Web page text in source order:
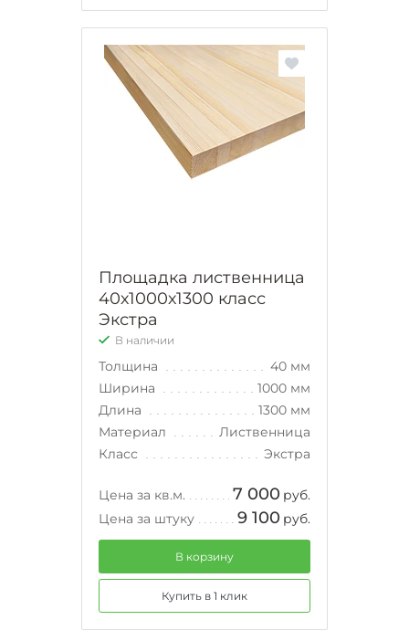
Площадка лиственница
40х1000х1300 класс
Экстра
В наличии
Толщина
40 мм
Ширина
1000 мм
Длина
1300 мм
Материал
Лиственница
Класс
Экстра
Цена за кв.м. 7 000 руб.
Цена за штуку
9 100 руб.
В корзину
Купить в 1 клик